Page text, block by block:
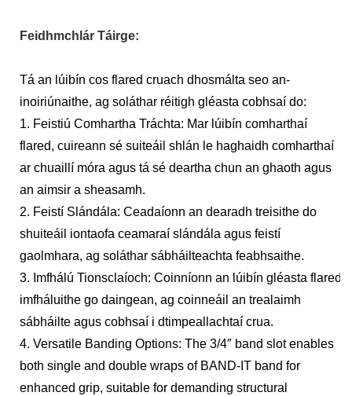
Feidhmchlár Táirge:
Tá an lúibín cos flared cruach dhosmálta seo an-
inoiriúnaithe, ag soláthar réitigh gléasta cobhsaí do:
1. Feistiú Comhartha Tráchta: Mar lúibín comharthaí
flared, cuireann sé suiteáil shlán le haghaidh comharthaí
ar chuaillí móra agus tá sé deartha chun an ghaoth agus
an aimsir a sheasamh.
2. Feistí Slándála: Ceadaíonn an dearadh treisithe do
shuiteáil iontaofa ceamaraí slándála agus feistí
gaolmhara, ag soláthar sábháilteachta feabhsaithe.
3. Imfhálú Tionsclaíoch: Coinníonn an lúibín gléasta flared
imfháluithe go daingean, ag coinneáil an trealaimh
sábháilte agus cobhsaí i dtimpeallachtaí crua.
4. Versatile Banding Options: The 3/4″ band slot enables
both single and double wraps of BAND-IT band for
enhanced grip, suitable for demanding structural